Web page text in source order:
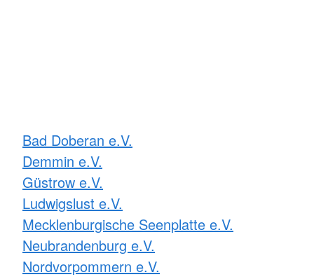
Bad Doberan e.V.
Demmin e.V.
Güstrow e.V.
Ludwigslust e.V.
Mecklenburgische Seenplatte e.V.
Neubrandenburg e.V.
Nordvorpommern e.V.